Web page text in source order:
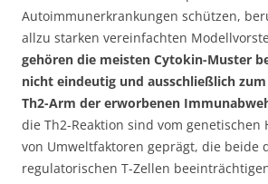
Autoimmunerkrankungen schützen,
allzu starken vereinfachten
gehören die meisten Cytokin-Muster
nicht eindeutig und ausschließlich
Th2-Arm der erworbenen
die Th2-Reaktion sind vom
von Umweltfaktoren geprägt, die beide
regulatorischen T-Zellen